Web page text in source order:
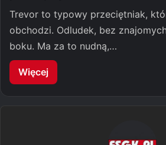
Trevor to typowy przeciętniak,
obchodzi. Odludek, bez
boku. Ma za to nudną,…
Więcej